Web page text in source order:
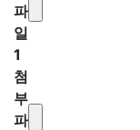
파
일
1
첨
부
파